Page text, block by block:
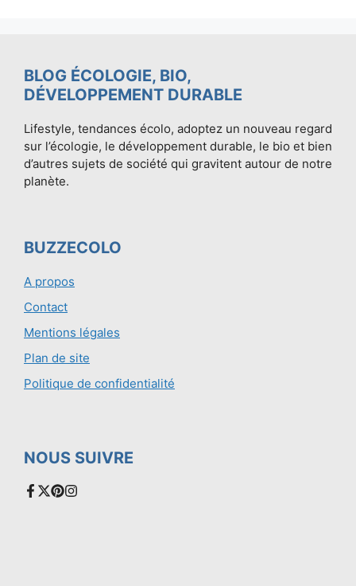
BLOG ÉCOLOGIE, BIO,
DÉVELOPPEMENT DURABLE
Lifestyle, tendances écolo, adoptez un nouveau regard
sur l’écologie, le développement durable, le bio et bien
d’autres sujets de société qui gravitent autour de notre
planète.
BUZZECOLO
A propos
Contact
Mentions légales
Plan de site
Politique de confidentialité
NOUS SUIVRE